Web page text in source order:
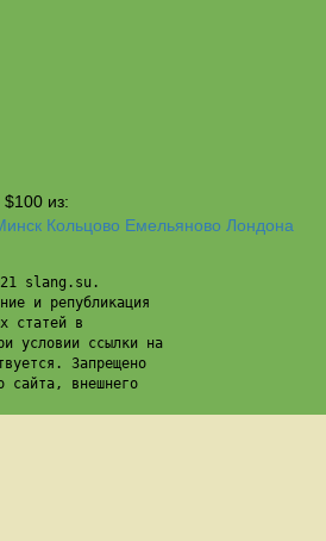
$100 из:
Кольцово Емельяново Лондона
slang.su.
и републикация
статей в
условии ссылки на
Запрещено
сайта, внешнего